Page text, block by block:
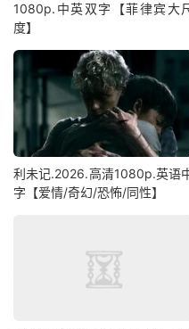
1080p.中英双字【菲律宾大
度】
利未记.2026.高清1080p.英语
字【爱情/奇幻/恐怖/同性】